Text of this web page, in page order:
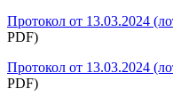
Протокол от 13.03.2024
PDF)
Протокол от 13.03.2024
PDF)